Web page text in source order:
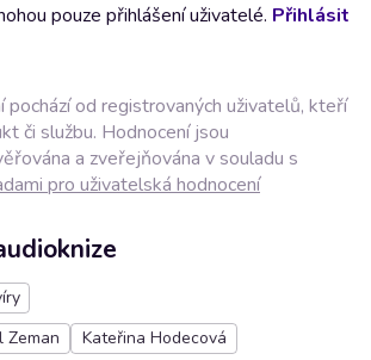
pouze přihlášení uživatelé. Přihlásit
pochází od registrovaných uživatelů, kteří
či službu. Hodnocení jsou
a zveřejňována v souladu s
pro uživatelská hodnocení
Zeman
Kateřina Hodecová